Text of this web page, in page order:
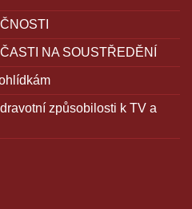
NA SOUSTŘEDĚNÍ
způsobilosti k TV a